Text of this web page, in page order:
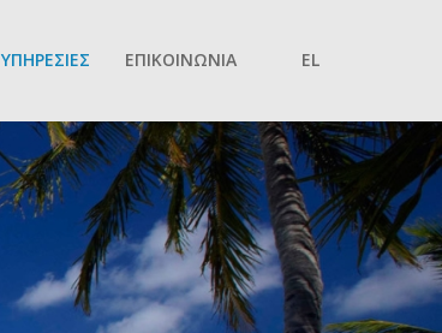
ΥΠΗΡΕΣΙΕΣ ΕΠΙΚΟΙΝΩΝΙΑ EL